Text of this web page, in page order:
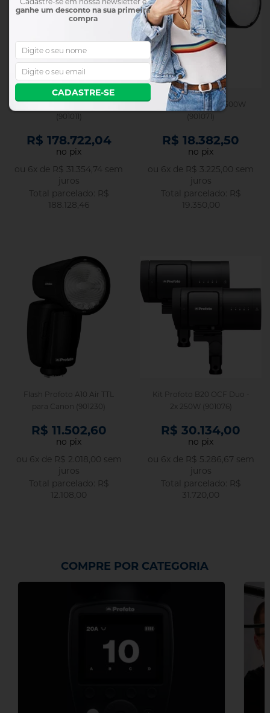
Gerador Pro-11 2400W
(901011)
R$
188.128,46
ou 6x de R$ 31.354,74 sem
juros
R$ 178.722,04
no pix
Flash Profoto D30 500W
(901071)
R$
19.350,00
ou 6x de R$ 3.225,00 sem
juros
R$ 18.382,50
no pix
Flash Profoto A10 Air TTL
para Canon (901230)
R$
12.108,00
ou 6x de R$ 2.018,00 sem
juros
R$ 11.502,60
no pix
Kit Profoto B20 OCF Duo -
2x 250W (901076)
R$
31.720,00
ou 6x de R$ 5.286,67 sem
juros
R$ 30.134,00
no pix
COMPRE POR CATEGORIA
ganhe um desconto na sua primeira
compra
CADASTRE-SE